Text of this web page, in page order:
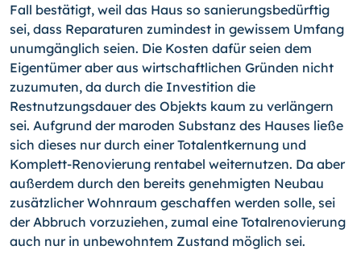
Fall bestätigt, weil das Haus so sanierungsbedürftig
sei, dass Reparaturen zumindest in gewissem Umfang
unumgänglich seien. Die Kosten dafür seien dem
Eigentümer aber aus wirtschaftlichen Gründen nicht
zuzumuten, da durch die Investition die
Restnutzungsdauer des Objekts kaum zu verlängern
sei. Aufgrund der maroden Substanz des Hauses ließe
sich dieses nur durch einer Totalentkernung und
Komplett-Renovierung rentabel weiternutzen. Da aber
außerdem durch den bereits genehmigten Neubau
zusätzlicher Wohnraum geschaffen werden solle, sei
der Abbruch vorzuziehen, zumal eine Totalrenovierung
auch nur in unbewohntem Zustand möglich sei.